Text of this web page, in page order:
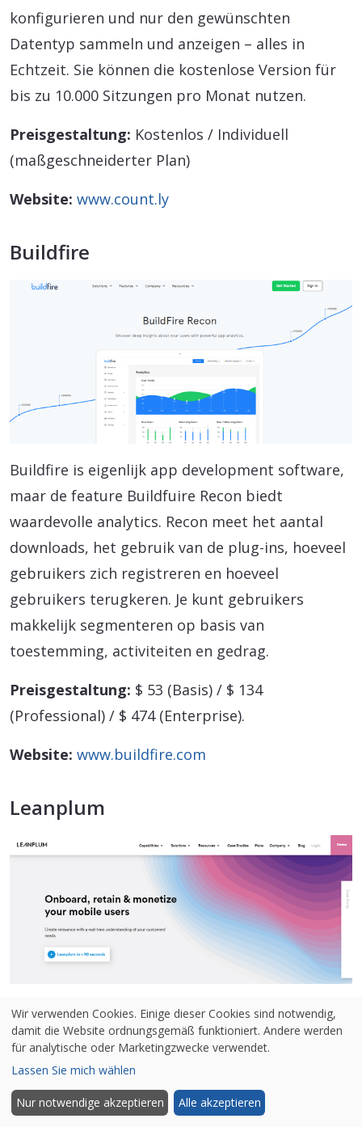
konfigurieren und nur den gewünschten
Datentyp sammeln und anzeigen – alles in
Echtzeit. Sie können die kostenlose Version für
bis zu 10.000 Sitzungen pro Monat nutzen.
Preisgestaltung: Kostenlos / Individuell
(maßgeschneiderter Plan)
Website: www.count.ly
Buildfire
Buildfire is eigenlijk app development software,
maar de feature Buildfuire Recon biedt
waardevolle analytics. Recon meet het aantal
downloads, het gebruik van de plug-ins, hoeveel
gebruikers zich registreren en hoeveel
gebruikers terugkeren. Je kunt gebruikers
makkelijk segmenteren op basis van
toestemming, activiteiten en gedrag.
Preisgestaltung: $ 53 (Basis) / $ 134
(Professional) / $ 474 (Enterprise).
Website: www.buildfire.com
Leanplum
Leanplum ist in erster Linie eine Plattform für
mobiles Engagement und Content-Management,
bietet aber auch mobile Analysen und A/B-Tests,
damit Vermarkter und Entwickler die
Benutzererfahrung der mobilen App optimieren
Wir verwenden Cookies. Einige dieser Cookies sind notwendig,
damit die Website ordnungsgemäß funktioniert. Andere werden
für analytische oder Marketingzwecke verwendet.
Lassen Sie mich wählen
Nur notwendige akzeptieren Alle akzeptieren